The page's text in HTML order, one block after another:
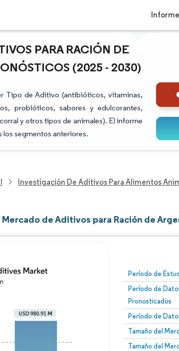
PARA RACIÓN DE
(2025 - 2030)
Tipo de Aditivo (antibióticos, vitaminas,
probióticos, sabores y edulcorantes,
y otros tipos de animales). El informe
segmentos anteriores.
Investigación De Aditivos Para Alimentos
de Aditivos para Ración de
Período de
Período de
Pronosticados
Período de
Tamaño del
Tamaño del